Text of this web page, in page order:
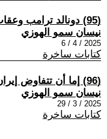
(95) دونالد ترامب وعقاب الله !
نيسان سمو الهوزي
2025 / 4 / 6
كتابات ساخرة
(96) إما أن تتفاوض إيران او ستحلق شعرها !
نيسان سمو الهوزي
2025 / 3 / 29
كتابات ساخرة